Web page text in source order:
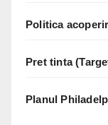
Politica
Pret tinta
Planul